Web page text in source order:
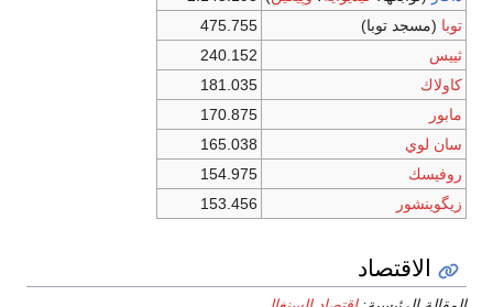
توبا (مسجد توبا)
475.755
ثييس
240.152
كاولاك
181.035
مابور
170.875
سان لوي
165.038
روفيسك
154.975
زيگوينشور
153.456
الاقتصاد